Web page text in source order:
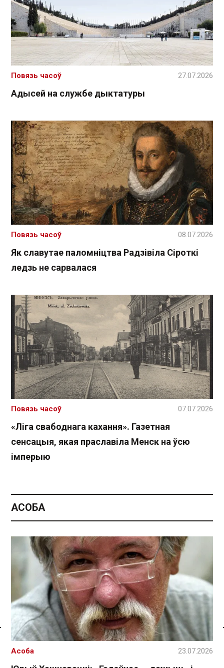
Спасылка без VPN
Адысей на службе дыктатуры
Повязь часоў 27.07.2026
Як славутае паломніцтва Радзівіла Сіроткі
ледзь не сарвалася
Повязь часоў 08.07.2026
«Ліга свабоднага кахання». Газетная
сенсацыя, якая праславіла Менск на ўсю
імперыю
Повязь часоў 07.07.2026
АСОБА
Асоба 23.07.2026